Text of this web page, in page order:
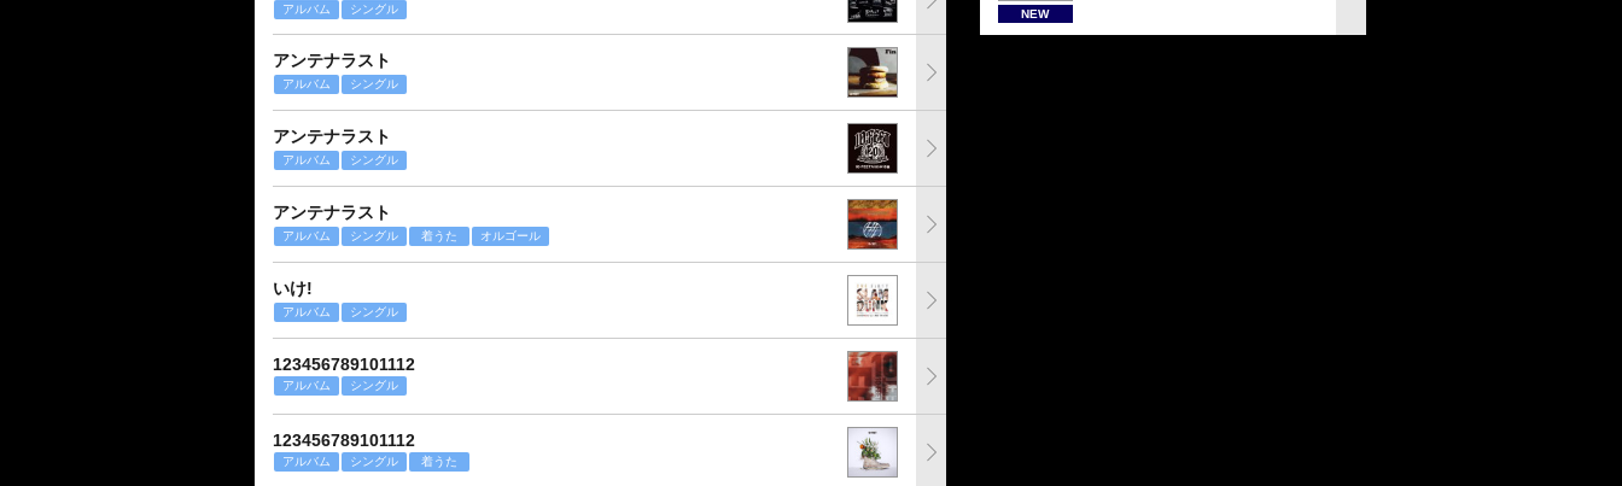
アルバム シングル
アンテナラスト
アルバム シングル
アンテナラスト
アルバム シングル
アンテナラスト
アルバム シングル 着うた オルゴール
いけ!
アルバム シングル
123456789101112
アルバム シングル
123456789101112
アルバム シングル 着うた
NEW